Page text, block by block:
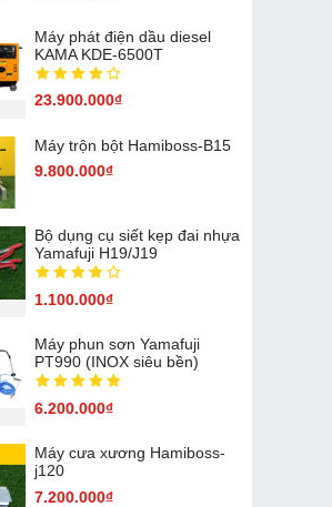
Máy phát điện dầu diesel
KAMA KDE-6500T
23.900.000₫
Máy trộn bột Hamiboss-B15
9.800.000₫
Bộ dụng cụ siết kẹp đai nhựa
Yamafuji H19/J19
1.100.000₫
Máy phun sơn Yamafuji
PT990 (INOX siêu bền)
6.200.000₫
Máy cưa xương Hamiboss-
j120
7.200.000₫